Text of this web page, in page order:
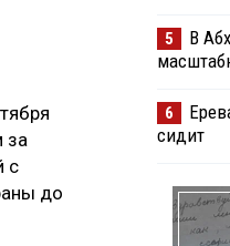
за
с
до
5
В
6
сидит